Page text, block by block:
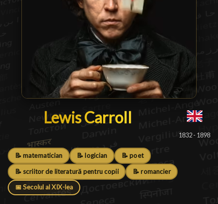
Lewis Carroll
Lewis Carroll
1832 - 1898
📝 matematician 📝 logician 📝 poet
📝 scriitor de literatură pentru copii 📝 romancier
📅 Secolul al XIX-lea